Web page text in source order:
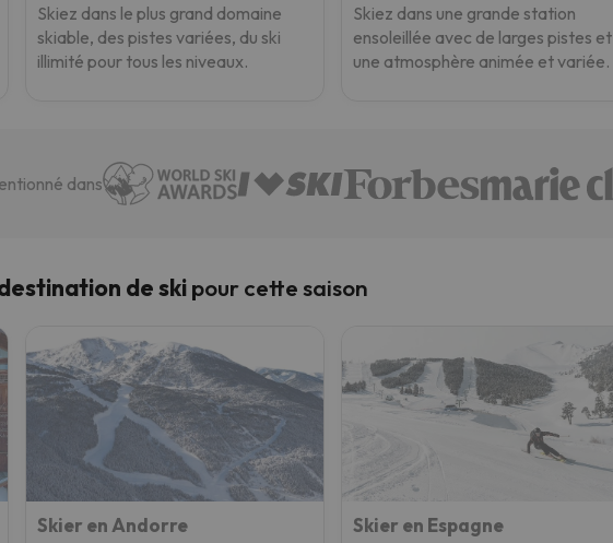
Skiez dans le plus grand domaine
skiable, des pistes variées, du ski
illimité pour tous les niveaux.
Skiez dans une grande station
ensoleillée avec de larges pistes et
une atmosphère animée et variée.
dans
de skipour cette saison
Skier en Andorre Skier en Espagne